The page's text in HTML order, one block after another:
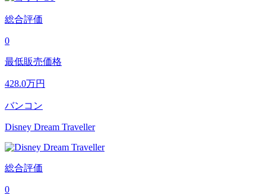
総合評価
0
最低販売価格
428.0万円
バンコン
Disney Dream Traveller
総合評価
0